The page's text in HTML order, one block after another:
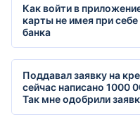
Как войти в
карты не имея при
банка
Поддавал заявку на
сейчас написано 1000
Так мне одобрили